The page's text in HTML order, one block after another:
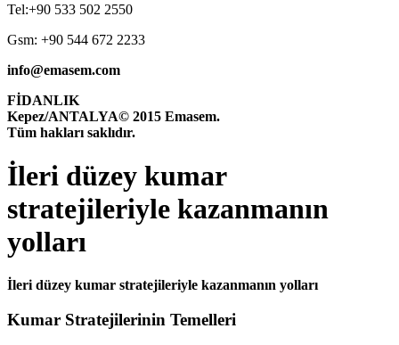
Tel:+90 533 502 2550
Gsm: +90 544 672 2233
info@emasem.com
FİDANLIK
Kepez/ANTALYA© 2015 Emasem.
Tüm hakları saklıdır.
İleri düzey kumar
stratejileriyle kazanmanın
yolları
İleri düzey kumar stratejileriyle kazanmanın yolları
Kumar Stratejilerinin Temelleri